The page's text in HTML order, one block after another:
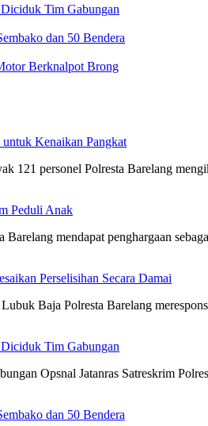
Tim Gabungan
dan 50 Bendera
Berknalpot Brong
Kenaikan Pangkat
121 personel Polresta Barelang
Peduli Anak
mendapat penghargaan
Perselisihan Secara Damai
Baja Polresta Barelang
Tim Gabungan
Opsnal Jatanras Satreskrim
dan 50 Bendera